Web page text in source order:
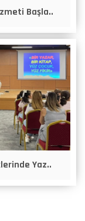
Başla..
Yaz..